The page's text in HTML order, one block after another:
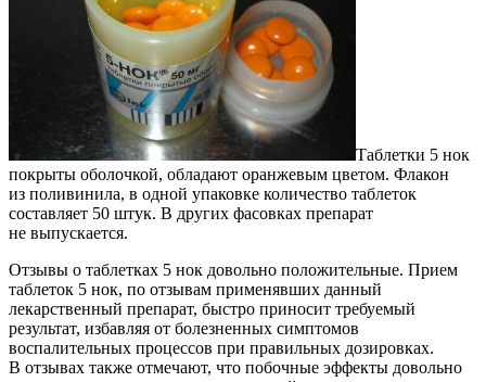
Таблетки 5 нок
покрыты оболочкой, обладают оранжевым цветом. Флакон
из поливинила, в одной упаковке количество таблеток
составляет 50 штук. В других фасовках препарат
не выпускается.
Отзывы о таблетках 5 нок довольно положительные. Прием
таблеток 5 нок, по отзывам применявших данный
лекарственный препарат, быстро приносит требуемый
результат, избавляя от болезненных симптомов
воспалительных процессов при правильных дозировках.
В отзывах также отмечают, что побочные эффекты довольно